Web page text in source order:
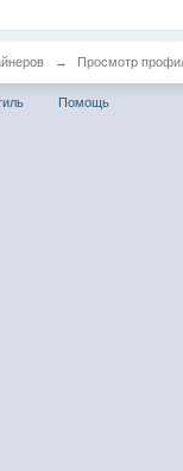
→ Просмотр
Помощь